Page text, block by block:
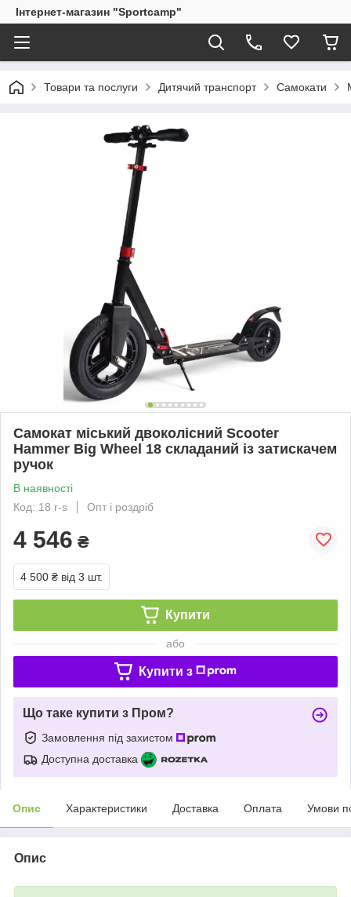
Інтернет-магазин "Sportcamp"
Товари та послуги Дитячий транспорт Самокати
Самокат міський двоколісний Scooter
Hammer Big Wheel 18 складаний із затискачем
ручок
В наявності
Код: 18 r-s
Опт і роздріб
4 546 ₴
4 500 ₴ від 3 шт.
Купити
або
Купити з
Що таке купити з Пром?
Замовлення під захистом
Доступна доставка
Опис Характеристики Доставка Оплата Умови
Опис